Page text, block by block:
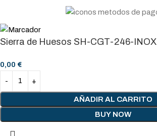
Sierra de Huesos SH-CGT-246-INOX
0,00 €
AÑADIR AL CARRITO
BUY NOW